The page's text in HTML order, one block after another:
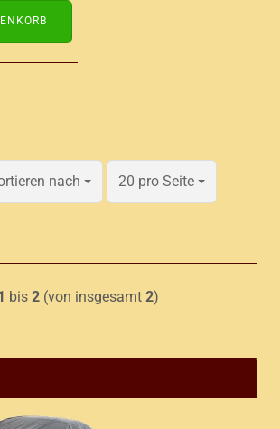
nach
nach 20 pro Seite
pro Seite
bis 2(von insgesamt 2)